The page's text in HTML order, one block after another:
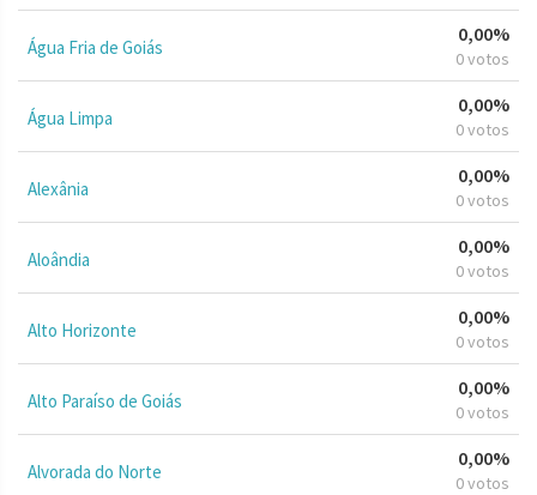
Água Fria de Goiás
0,00%
0 votos
Água Limpa
0,00%
0 votos
Alexânia
0,00%
0 votos
Aloândia
0,00%
0 votos
Alto Horizonte
0,00%
0 votos
Alto Paraíso de Goiás
0,00%
0 votos
Alvorada do Norte
0,00%
0 votos